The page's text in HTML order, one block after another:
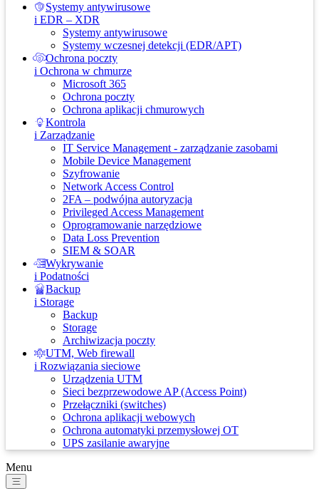
Systemy antywirusowe
i EDR – XDR
Systemy antywirusowe
Systemy wczesnej detekcji (EDR/APT)
Ochrona poczty
i Ochrona w chmurze
Microsoft 365
Ochrona poczty
Ochrona aplikacji chmurowych
Kontrola
i Zarządzanie
IT Service Management - zarządzanie zasobami
Mobile Device Management
Szyfrowanie
Network Access Control
2FA – podwójna autoryzacja
Privileged Access Management
Oprogramowanie narzędziowe
Data Loss Prevention
SIEM & SOAR
Wykrywanie
i Podatności
Backup
i Storage
Backup
Storage
Archiwizacja poczty
UTM, Web firewall
i Rozwiązania sieciowe
Urządzenia UTM
Sieci bezprzewodowe AP (Access Point)
Przełączniki (switches)
Ochrona aplikacji webowych
Ochrona automatyki przemysłowej OT
UPS zasilanie awaryjne
Menu